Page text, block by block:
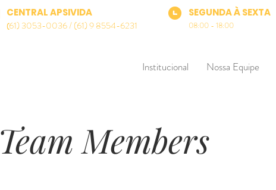
CENTRAL APSIVIDA
(61) 3053-0036 / (61) 9 8554-6231
SEGUNDA À SEXTA
08:00 - 18:00
Institucional Nossa Equipe
Team Members